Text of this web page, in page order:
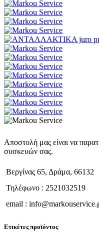
Αποστολή μας είναι να
συσκευών σας.
Βεργίνας 65, Δράμα, 66132
Τηλέφωνο : 2521032519
email :
Ετικέτες προϊόντος